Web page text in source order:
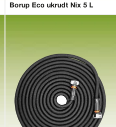
Borup Eco ukrudt Nix 5 L